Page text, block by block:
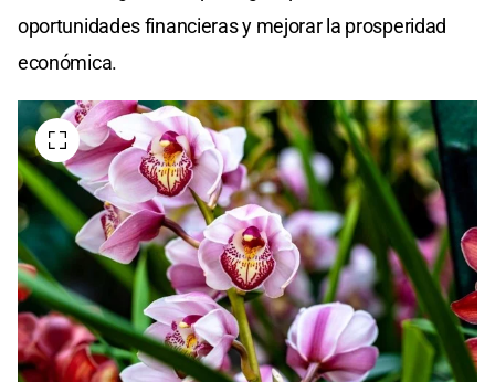
oportunidades financieras y mejorar la prosperidad
económica.